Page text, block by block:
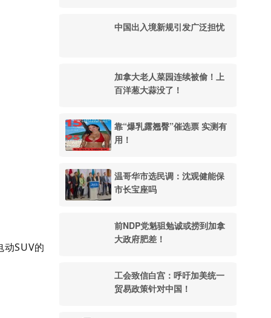
动SUV的
中国出入境新规引发广泛担忧
加拿大老人菜园连续被偷！上
百洋葱大蒜没了！
靠“爆乳露翘臀”催选票 实测有
用！
温哥华市选民调：沈观健能保
市长宝座吗
前NDP党魁驵勉诚或捞到加拿
大政府肥差！
工会致信白宫：呼吁加美统一
贸易政策针对中国！